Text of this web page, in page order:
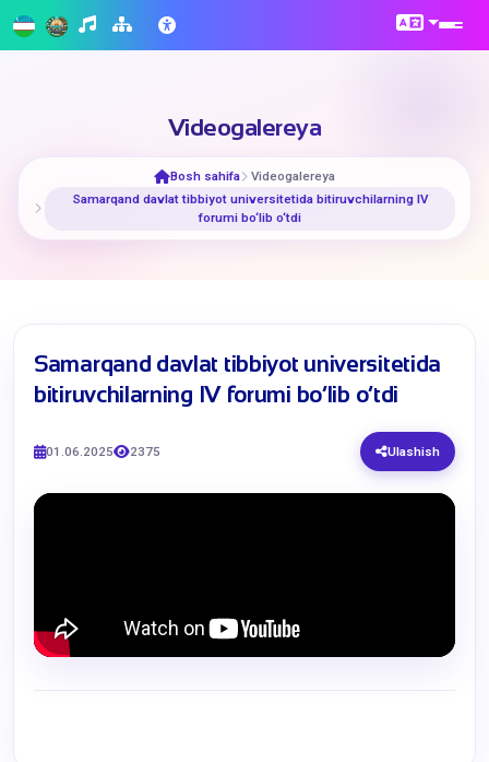
Videogalereya
Bosh sahifa
Videogalereya
​Samarqand davlat tibbiyot universitetida bitiruvchilarning IV
forumi bo‘lib o‘tdi
​Samarqand davlat tibbiyot universitetida
bitiruvchilarning IV forumi bo‘lib o‘tdi
01.06.2025 2375 Ulashish